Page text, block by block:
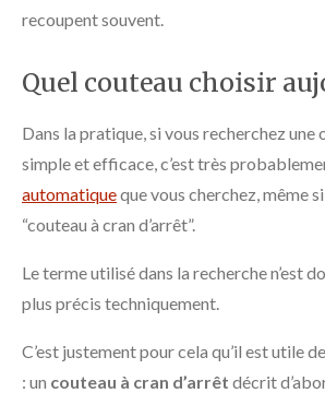
recoupent souvent.
Quel couteau choisir
Dans la pratique, si vous recherchez une
simple et efficace, c’est très
automatiqueque vous cherchez, même
“couteau à cran d’arrêt”.
Le terme utilisé dans la recherche n’est
plus précis techniquement.
C’est justement pour cela qu’il est utile
: un couteau à cran d’arrêt décrit